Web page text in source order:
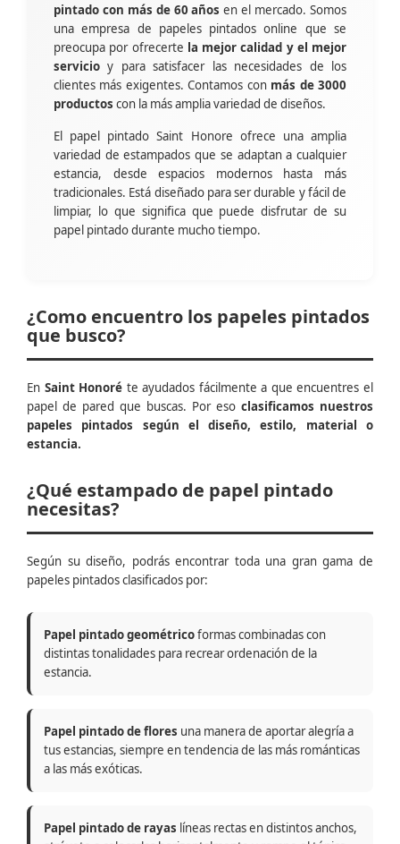
pintado con más de 60 años en el mercado. Somos
una empresa de papeles pintados online que se
preocupa por ofrecerte la mejor calidad y el mejor
servicio y para satisfacer las necesidades de los
clientes más exigentes. Contamos con más de 3000
productos con la más amplia variedad de diseños.
El papel pintado Saint Honore ofrece una amplia
variedad de estampados que se adaptan a cualquier
estancia, desde espacios modernos hasta más
tradicionales. Está diseñado para ser durable y fácil de
limpiar, lo que significa que puede disfrutar de su
papel pintado durante mucho tiempo.
¿Como encuentro los papeles pintados
que busco?
En Saint Honoré te ayudados fácilmente a que encuentres el
papel de pared que buscas. Por eso clasificamos nuestros
papeles pintados según el diseño, estilo, material o
estancia.
¿Qué estampado de papel pintado
necesitas?
Según su diseño, podrás encontrar toda una gran gama de
papeles pintados clasificados por:
Papel pintado geométricoformas combinadas con
distintas tonalidades para recrear ordenación de la
estancia.
Papel pintado de flores una manera de aportar alegría a
tus estancias, siempre en tendencia de las más románticas
a las más exóticas.
Papel pintado de rayas líneas rectas en distintos anchos,